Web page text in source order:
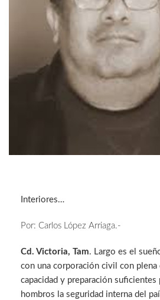
Interiores…
Por: Carlos López Arriaga.-
Cd. Victoria, Tam. Largo es el
con una corporación civil con
capacidad y preparación suficientes
hombros la seguridad interna del